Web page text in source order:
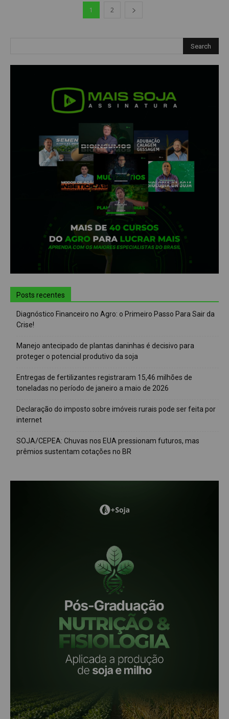
1 2
Posts recentes
Diagnóstico Financeiro no Agro: o Primeiro Passo Para Sair da
Crise!
Manejo antecipado de plantas daninhas é decisivo para
proteger o potencial produtivo da soja
Entregas de fertilizantes registraram 15,46 milhões de
toneladas no período de janeiro a maio de 2026
Declaração do imposto sobre imóveis rurais pode ser feita por
internet
SOJA/CEPEA: Chuvas nos EUA pressionam futuros, mas
prêmios sustentam cotações no BR